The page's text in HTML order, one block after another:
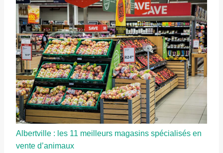
Albertville : les 11 meilleurs magasins spécialisés en
vente d’animaux